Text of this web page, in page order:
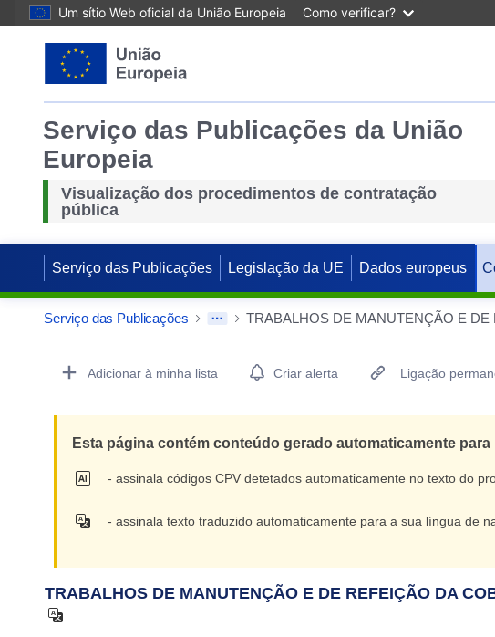
Um sítio Web oficial da União Europeia Como verificar?
Serviço das Publicações da União
Europeia
Visualização dos procedimentos de contratação
pública
Serviço das Publicações Legislação da UE Dados europeus
Serviço das Publicações
Procurement Detail Actions Portlet
Adicionar à minha lista Criar alerta Ligação
Esta página contém conteúdo gerado automaticamente
- assinala códigos CPV detetados automaticamente no texto do
- assinala texto traduzido automaticamente para a sua língua de
TRABALHOS DE MANUTENÇÃO E DE REFEIÇÃO DA